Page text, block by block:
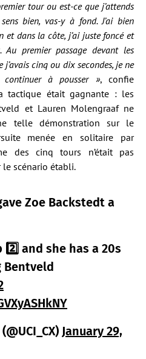
tour ou est-ce que j’attends
bien, vas-y à fond. J’ai bien
et dans la côte, j’ai juste foncé et
premier passage devant les
j’avais cinq ou dix secondes, je ne
à pousser », confie
tactique était gagnante : les
et Lauren Molengraaf ne
telle démonstration sur le
menée en solitaire par
des cinq tours n’était pas
scénario établi.
Zoe Backstedt a
and she has a 20s
Bentveld
January 29,